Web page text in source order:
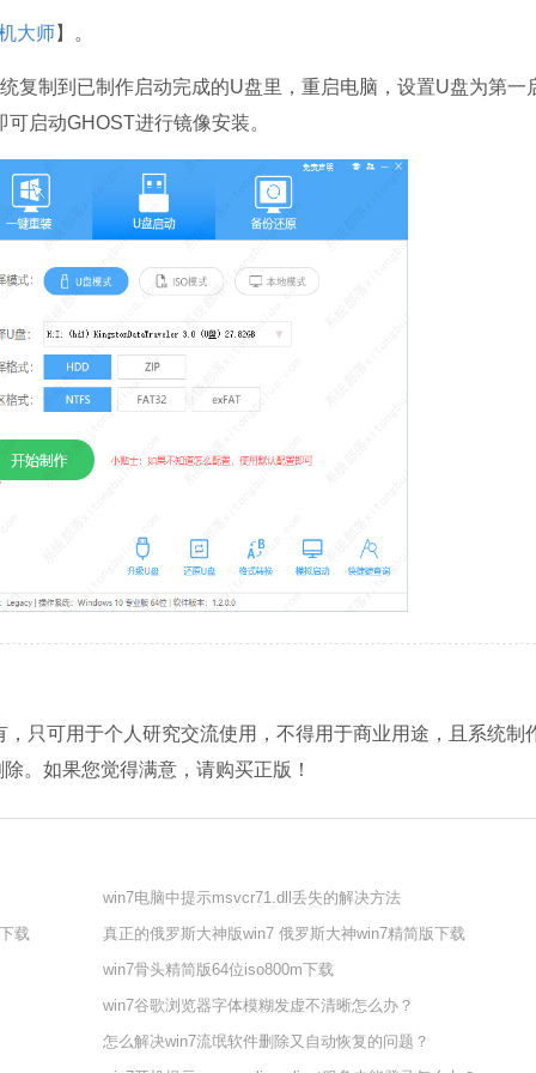
大师】。
制到已制作启动完成的U盘里，重启电脑，设置U盘为第一
启动GHOST进行镜像安装。
只可用于个人研究交流使用，不得用于商业用途，且系统制
。如果您觉得满意，请购买正版！
win7电脑中提示msvcr71.dll丢失的解决方法
载
真正的俄罗斯大神版win7 俄罗斯大神win7精简版下载
win7骨头精简版64位iso800m下载
win7谷歌浏览器字体模糊发虚不清晰怎么办？
怎么解决win7流氓软件删除又自动恢复的问题？